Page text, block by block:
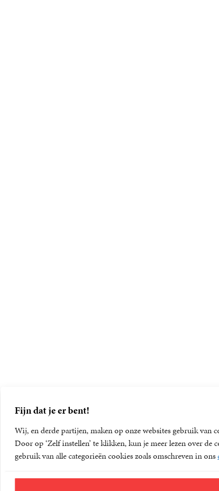
Fijn dat je er bent!
Wij, en derde partijen, maken op onze websites gebruik
Door op ‘Zelf instellen’ te klikken, kun je meer lezen over de
gebruik van alle categorieën cookies zoals omschreven in ons